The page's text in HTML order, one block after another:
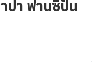
ปา ฟานซิปัน